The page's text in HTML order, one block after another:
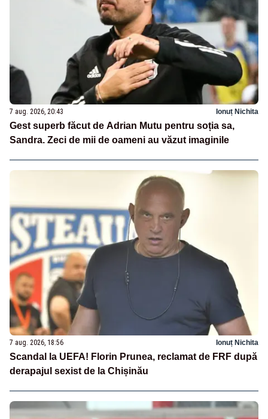
7 aug. 2026, 20:43 Ionuț Nichita
Gest superb făcut de Adrian Mutu pentru soția sa,
Sandra. Zeci de mii de oameni au văzut imaginile
7 aug. 2026, 18:56 Ionuț Nichita
Scandal la UEFA! Florin Prunea, reclamat de FRF după
derapajul sexist de la Chișinău